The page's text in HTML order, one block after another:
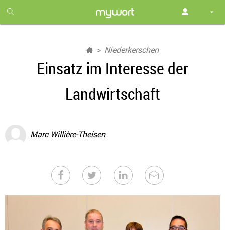
month
free
Niederkerschen
Einsatz im Interesse der
Landwirtschaft
Marc Willière-Theisen